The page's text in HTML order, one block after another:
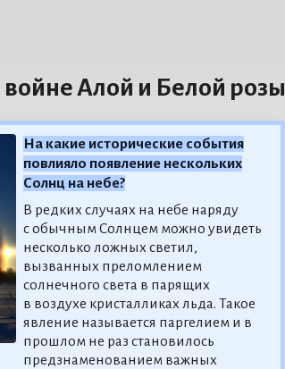
Алой и Белой розы
На какие исторические события
повлияло появление нескольких
Солнц на небе?
В редких случаях на небе наряду
с обычным Солнцем можно увидеть
несколько ложных светил,
вызванных преломлением
солнечного света в парящих
в воздухе кристалликах льда. Такое
явление называется паргелием и в
прошлом не раз становилось
предзнаменованием важных